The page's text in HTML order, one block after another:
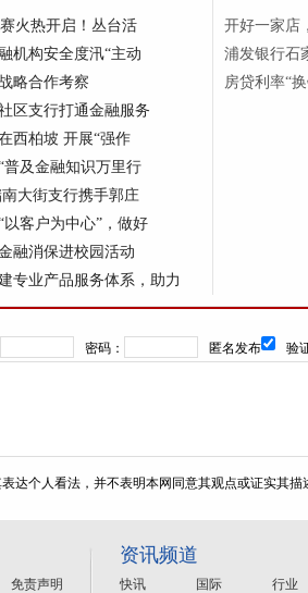
火热开启！丛台活
机构安全度汛“主动
略合作考察
区支行打通金融服务
西柏坡 开展“强作
普及金融知识万里行
大街支行携手郭庄
客户为中心”，做好
融消保进校园活动
专业产品服务体系，助力
开好一家店
浦发银行石
房贷利率“
密码： 匿名发布 验
达个人看法，并不表明本网同意其观点或证实其描
免责声明
资讯频道
快讯 国际 行业